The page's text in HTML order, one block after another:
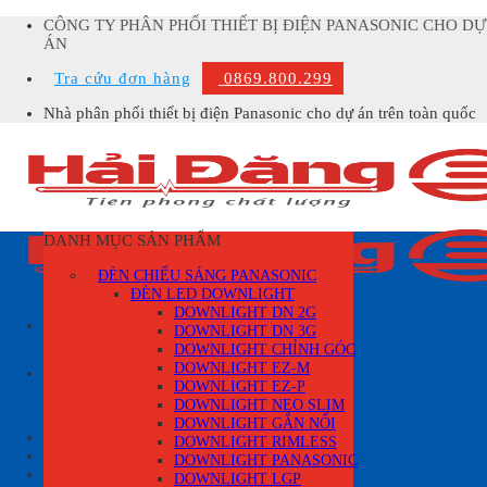
Skip
CÔNG TY PHÂN PHỐI THIẾT BỊ ĐIỆN PANASONIC CHO DỰ
ÁN
Tra cứu đơn hàng
0869.800.299
Nhà phân phối thiết bị điện Panasonic cho dự án trên toàn quốc
DANH MỤC SẢN PHẨM
ĐÈN CHIẾU SÁNG PANASONIC
ĐÈN LED DOWNLIGHT
DOWNLIGHT DN 2G
DOWNLIGHT DN 3G
DOWNLIGHT CHỈNH GÓC
DOWNLIGHT EZ-M
DOWNLIGHT EZ-P
DOWNLIGHT NEO SLIM
DOWNLIGHT GẮN NỔI
DOWNLIGHT RIMLESS
DOWNLIGHT PANASONIC
DOWNLIGHT LGP